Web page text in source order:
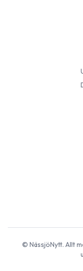
© NässjöNytt. Allt